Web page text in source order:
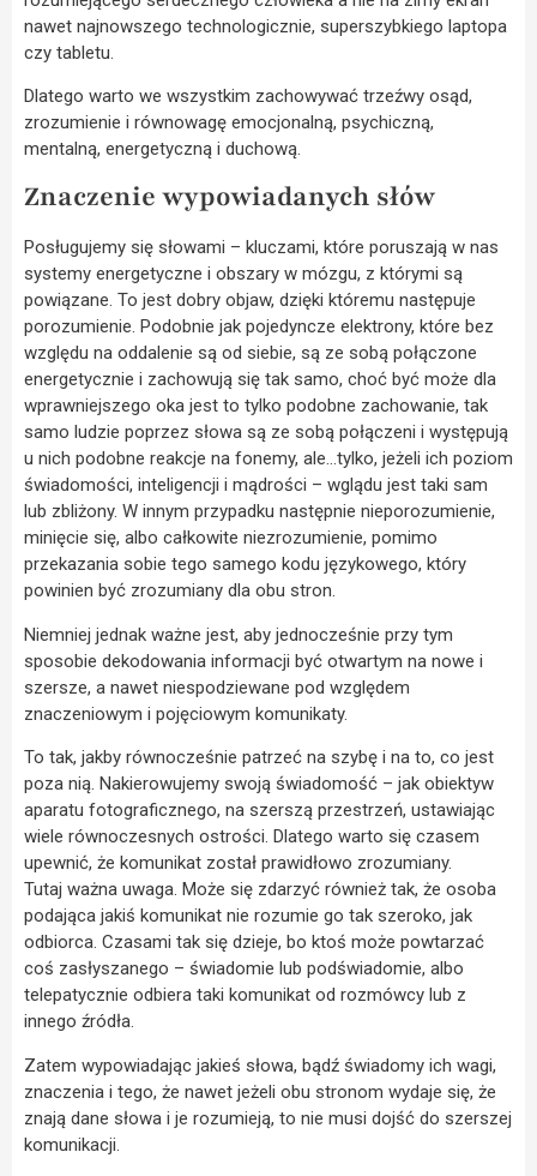
nawet najnowszego technologicznie, superszybkiego laptopa
czy tabletu.
Dlatego warto we wszystkim zachowywać trzeźwy osąd,
zrozumienie i równowagę emocjonalną, psychiczną,
mentalną, energetyczną i duchową.
Znaczenie wypowiadanych słów
Posługujemy się słowami – kluczami, które poruszają w nas
systemy energetyczne i obszary w mózgu, z którymi są
powiązane. To jest dobry objaw, dzięki któremu następuje
porozumienie. Podobnie jak pojedyncze elektrony, które bez
względu na oddalenie są od siebie, są ze sobą połączone
energetycznie i zachowują się tak samo, choć być może dla
wprawniejszego oka jest to tylko podobne zachowanie, tak
samo ludzie poprzez słowa są ze sobą połączeni i występują
u nich podobne reakcje na fonemy, ale…tylko, jeżeli ich poziom
świadomości, inteligencji i mądrości – wglądu jest taki sam
lub zbliżony. W innym przypadku następnie nieporozumienie,
minięcie się, albo całkowite niezrozumienie, pomimo
przekazania sobie tego samego kodu językowego, który
powinien być zrozumiany dla obu stron.
Niemniej jednak ważne jest, aby jednocześnie przy tym
sposobie dekodowania informacji być otwartym na nowe i
szersze, a nawet niespodziewane pod względem
znaczeniowym i pojęciowym komunikaty.
To tak, jakby równocześnie patrzeć na szybę i na to, co jest
poza nią. Nakierowujemy swoją świadomość – jak obiektyw
aparatu fotograficznego, na szerszą przestrzeń, ustawiając
wiele równoczesnych ostrości. Dlatego warto się czasem
upewnić, że komunikat został prawidłowo zrozumiany.
Tutaj ważna uwaga. Może się zdarzyć również tak, że osoba
podająca jakiś komunikat nie rozumie go tak szeroko, jak
odbiorca. Czasami tak się dzieje, bo ktoś może powtarzać
coś zasłyszanego – świadomie lub podświadomie, albo
telepatycznie odbiera taki komunikat od rozmówcy lub z
innego źródła.
Zatem wypowiadając jakieś słowa, bądź świadomy ich wagi,
znaczenia i tego, że nawet jeżeli obu stronom wydaje się, że
znają dane słowa i je rozumieją, to nie musi dojść do szerszej
komunikacji.